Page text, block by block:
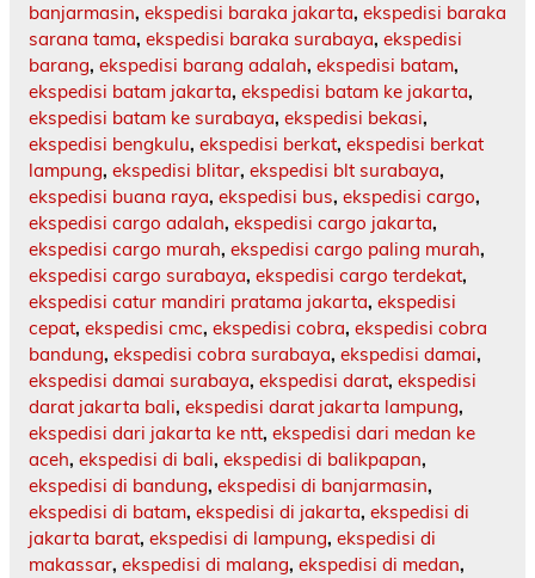
banjarmasin, ekspedisi baraka jakarta, ekspedisi baraka
sarana tama, ekspedisi baraka surabaya, ekspedisi
barang, ekspedisi barang adalah, ekspedisi batam,
ekspedisi batam jakarta, ekspedisi batam ke jakarta,
ekspedisi batam ke surabaya, ekspedisi bekasi,
ekspedisi bengkulu, ekspedisi berkat, ekspedisi berkat
lampung, ekspedisi blitar, ekspedisi blt surabaya,
ekspedisi buana raya, ekspedisi bus, ekspedisi cargo,
ekspedisi cargo adalah, ekspedisi cargo jakarta,
ekspedisi cargo murah, ekspedisi cargo paling murah,
ekspedisi cargo surabaya, ekspedisi cargo terdekat,
ekspedisi catur mandiri pratama jakarta, ekspedisi
cepat, ekspedisi cmc, ekspedisi cobra, ekspedisi cobra
bandung, ekspedisi cobra surabaya, ekspedisi damai,
ekspedisi damai surabaya, ekspedisi darat, ekspedisi
darat jakarta bali, ekspedisi darat jakarta lampung,
ekspedisi dari jakarta ke ntt, ekspedisi dari medan ke
aceh, ekspedisi di bali, ekspedisi di balikpapan,
ekspedisi di bandung, ekspedisi di banjarmasin,
ekspedisi di batam, ekspedisi di jakarta, ekspedisi di
jakarta barat, ekspedisi di lampung, ekspedisi di
makassar, ekspedisi di malang, ekspedisi di medan,